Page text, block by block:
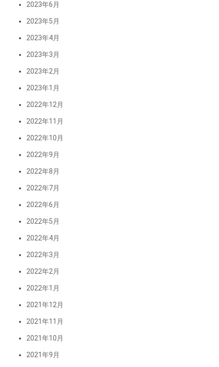
2023年6月
2023年5月
2023年4月
2023年3月
2023年2月
2023年1月
2022年12月
2022年11月
2022年10月
2022年9月
2022年8月
2022年7月
2022年6月
2022年5月
2022年4月
2022年3月
2022年2月
2022年1月
2021年12月
2021年11月
2021年10月
2021年9月